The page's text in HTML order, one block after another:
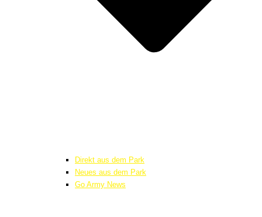
Direkt aus dem Park
Neues aus dem Park
Go Army News